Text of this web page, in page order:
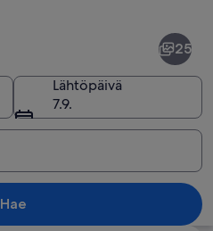
Aavikkoinen maisema, taustalla
25
Lähtöpäivä
7.9.
Hae